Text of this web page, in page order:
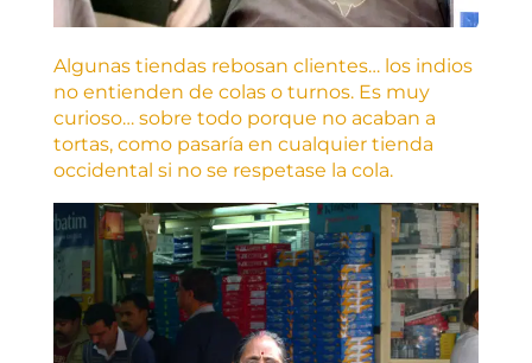
Algunas tiendas rebosan clientes… los indios
no entienden de colas o turnos. Es muy
curioso… sobre todo porque no acaban a
tortas, como pasaría en cualquier tienda
occidental si no se respetase la cola.